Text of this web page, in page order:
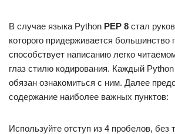
В случае языка Python PEP 8 стал
которого придерживается большинство
способствует написанию легко
глаз стилю кодирования. Каждый Python
обязан ознакомиться с ним. Далее
содержание наиболее важных пунктов:
Используйте отступ из 4 пробелов, без